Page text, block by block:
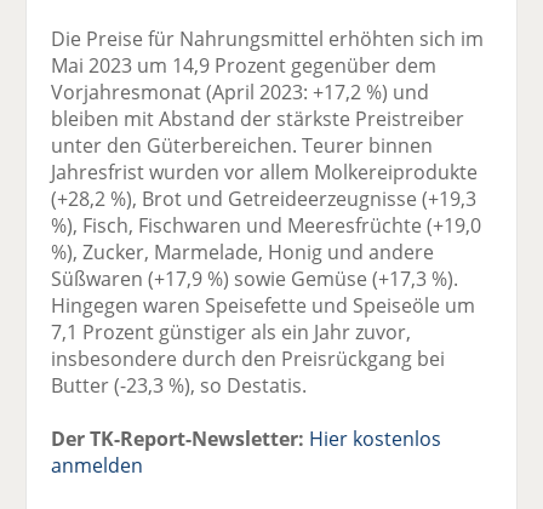
Die Preise für Nahrungsmittel erhöhten sich im
Mai 2023 um 14,9 Prozent gegenüber dem
Vorjahresmonat (April 2023: +17,2 %) und
bleiben mit Abstand der stärkste Preistreiber
unter den Güterbereichen. Teurer binnen
Jahresfrist wurden vor allem Molkereiprodukte
(+28,2 %), Brot und Getreideerzeugnisse (+19,3
%), Fisch, Fischwaren und Meeresfrüchte (+19,0
%), Zucker, Marmelade, Honig und andere
Süßwaren (+17,9 %) sowie Gemüse (+17,3 %).
Hingegen waren Speisefette und Speiseöle um
7,1 Prozent günstiger als ein Jahr zuvor,
insbesondere durch den Preisrückgang bei
Butter (-23,3 %), so Destatis.
Der TK-Report-Newsletter: Hier kostenlos
anmelden